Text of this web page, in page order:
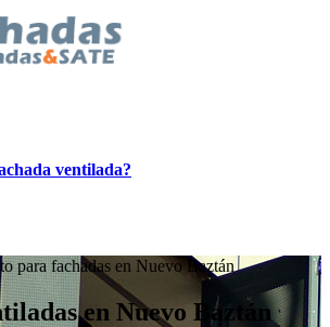
ventilada?
fachadas en Nuevo Baztán
en Nuevo Baztán